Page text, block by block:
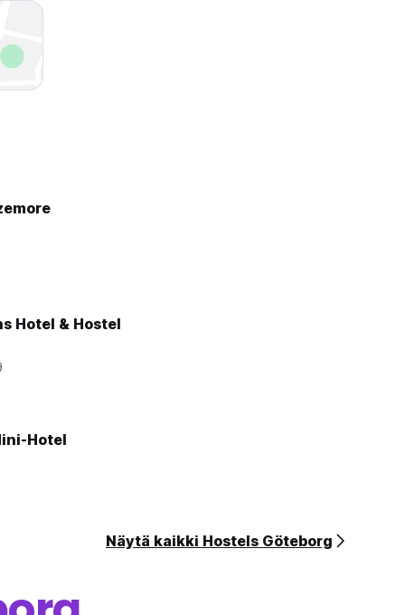
Hotel & Hostel
Hotel
Näytä kaikki Hostels Göteborg